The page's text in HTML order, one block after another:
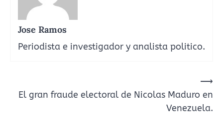
Jose Ramos
Periodista e investigador y analista politico.
deEl gran fraude electoral de Nicolas Maduro en
Venezuela.
⟶